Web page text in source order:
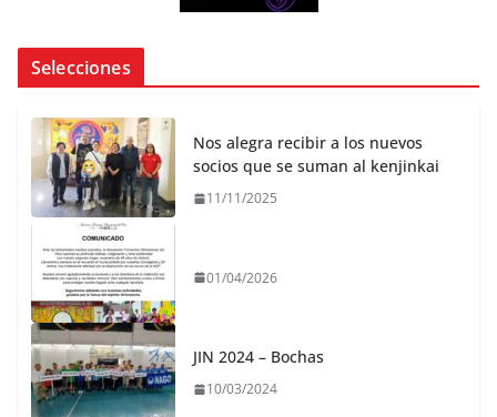
Selecciones
Nos alegra recibir a los nuevos
socios que se suman al kenjinkai
11/11/2025
01/04/2026
JIN 2024 – Bochas
10/03/2024